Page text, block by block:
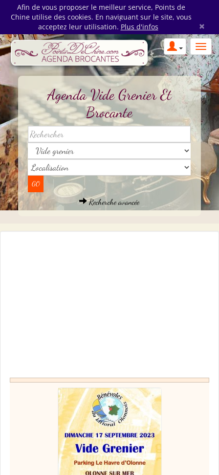
Afin de vous proposer le meilleur service, Points de
Chine utilise des cookies. En naviguant sur le site, vous
acceptez leur utilisation. Plus d'infos ×
Agenda Vide Grenier Et
Brocante
Recherche avancée